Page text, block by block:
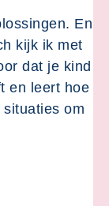
En
kijk ik met
dat je kind
en leert hoe
om